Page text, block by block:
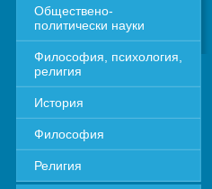
Обществено-
политически науки
Философия, психология,
религия
История
Философия
Религия